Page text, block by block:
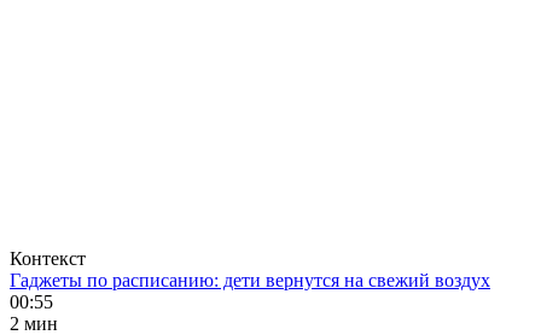
Контекст
Гаджеты по расписанию: дети вернутся на свежий воздух
00:55
2 мин